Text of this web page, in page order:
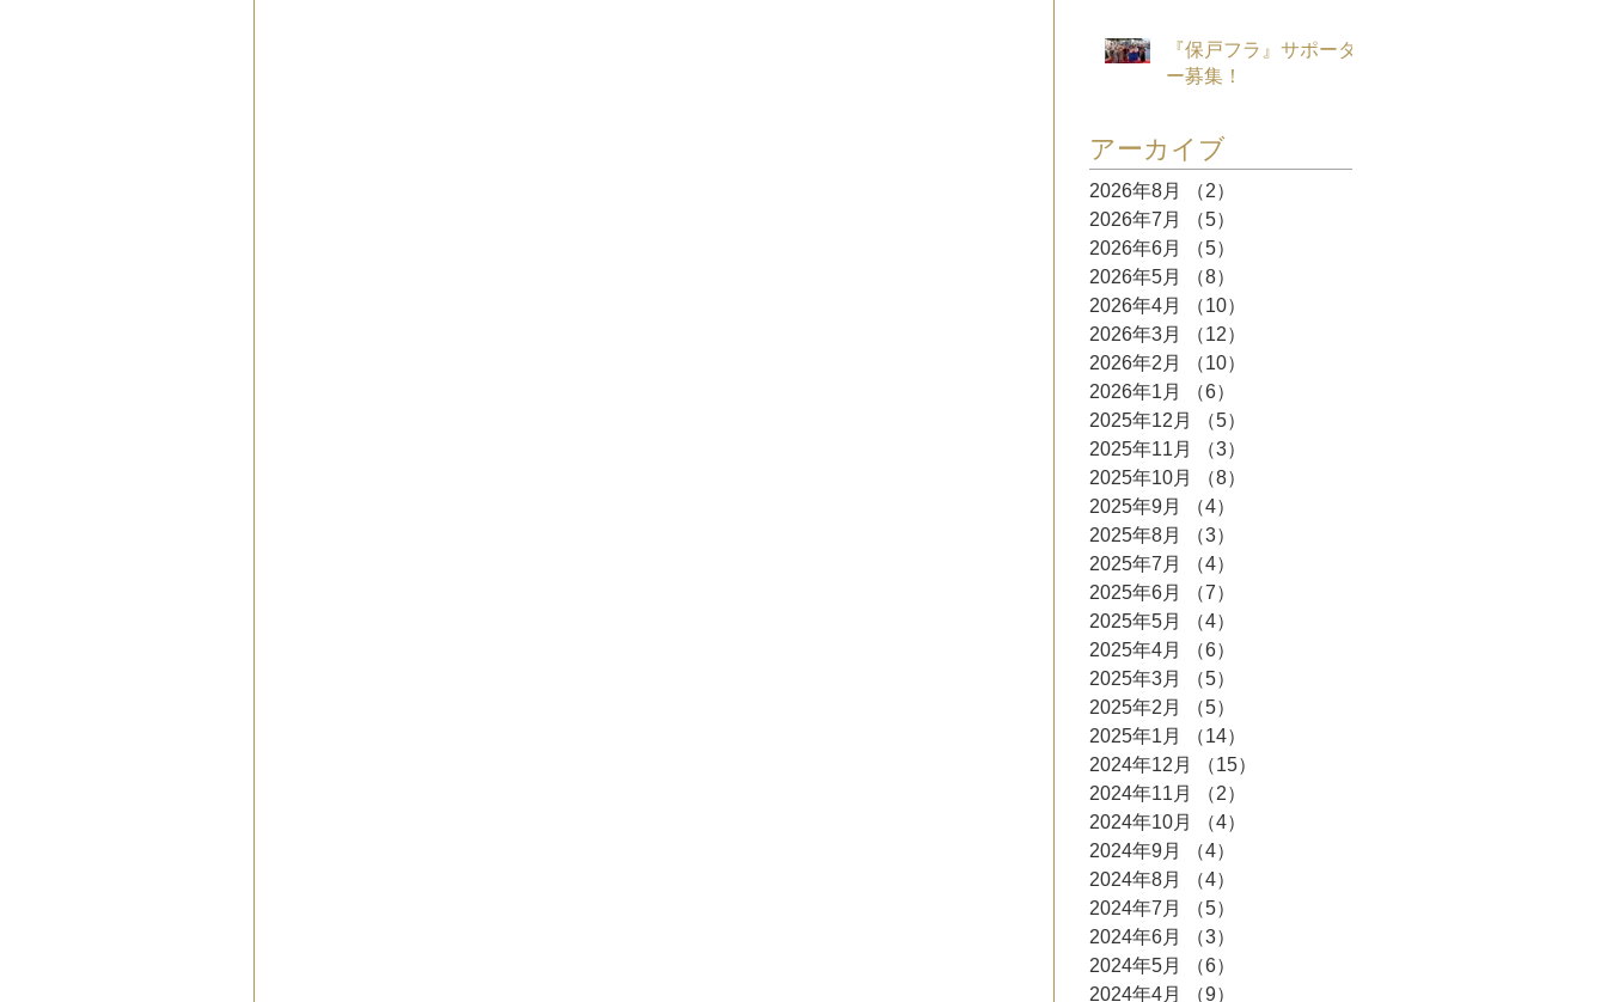
『保戸フラ』サポータ
ー募集！
アーカイブ
2026年8月 （2）
2026年7月
（5）
2026年6月
（5）
2026年5月
（8）
2026年4月
（10）
2026年3月
（12）
2026年2月
（10）
2026年1月
（6）
2025年12月
（5）
2025年11月
（3）
2025年10月
（8）
2025年9月
（4）
2025年8月
（3）
2025年7月
（4）
2025年6月
（7）
2025年5月
（4）
2025年4月
（6）
2025年3月
（5）
2025年2月
（5）
2025年1月
（14）
2024年12月
（15）
2024年11月
（2）
2024年10月
（4）
2024年9月
（4）
2024年8月
（4）
2024年7月
（5）
2024年6月
（3）
2024年5月
（6）
2024年4月
（9）